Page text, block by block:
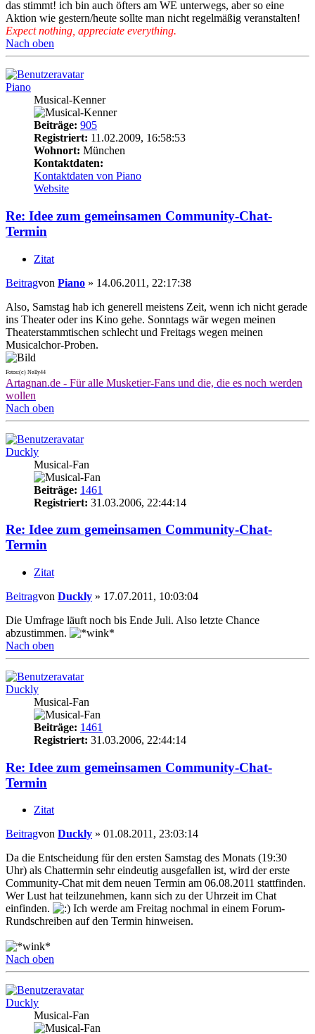
das stimmt! ich bin auch öfters am WE unterwegs, aber so eine
Aktion wie gestern/heute sollte man nicht regelmäßig veranstalten!
Expect nothing, appreciate everything.
Nach oben
Piano
Musical-Kenner
Beiträge: 905
Registriert: 11.02.2009, 16:58:53
Wohnort: München
Kontaktdaten:
Kontaktdaten von Piano
Website
Re: Idee zum gemeinsamen Community-Chat-
Termin
Zitat
Beitragvon Piano » 14.06.2011, 22:17:38
Also, Samstag hab ich generell meistens Zeit, wenn ich nicht gerade
ins Theater oder ins Kino gehe. Sonntags wär wegen meinen
Theaterstammtischen schlecht und Freitags wegen meinen
Musicalchor-Proben.
Fotos:(c) Nelly44
Artagnan.de - Für alle Musketier-Fans und die, die es noch werden
wollen
Nach oben
Duckly
Musical-Fan
Beiträge: 1461
Registriert: 31.03.2006, 22:44:14
Re: Idee zum gemeinsamen Community-Chat-
Termin
Zitat
Beitragvon Duckly » 17.07.2011, 10:03:04
Die Umfrage läuft noch bis Ende Juli. Also letzte Chance
abzustimmen.
Nach oben
Duckly
Musical-Fan
Beiträge: 1461
Registriert: 31.03.2006, 22:44:14
Re: Idee zum gemeinsamen Community-Chat-
Termin
Zitat
Beitragvon Duckly » 01.08.2011, 23:03:14
Da die Entscheidung für den ersten Samstag des Monats (19:30
Uhr) als Chattermin sehr eindeutig ausgefallen ist, wird der erste
Community-Chat mit dem neuen Termin am 06.08.2011 stattfinden.
Wer Lust hat teilzunehmen, kann sich zu der Uhrzeit im Chat
einfinden.
Ich werde am Freitag nochmal in einem Forum-
Rundschreiben auf den Termin hinweisen.
Nach oben
Duckly
Musical-Fan